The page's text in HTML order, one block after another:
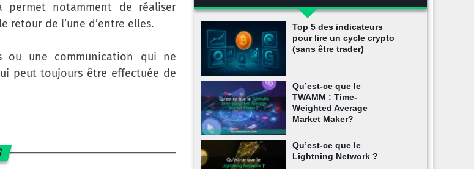
notamment de réaliser
de l’une d’entre elles.
ou une communication qui ne
peut toujours être effectuée de
Top 5 des indicateurs
pour lire un cycle crypto
(sans être trader)
Qu’est-ce que le
TWAMM : Time-
Weighted Average
Market Maker?
Qu’est-ce que le
Lightning Network ?